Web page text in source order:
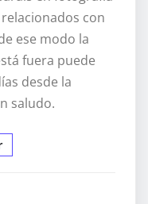
con
ese modo la
fuera puede
desde la
saludo.